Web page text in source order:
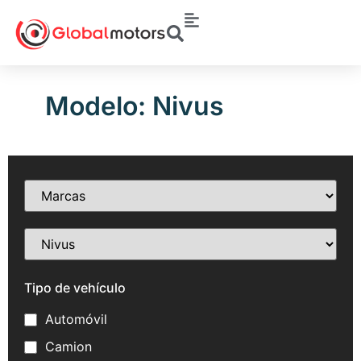
Modelo: Nivus
Tipo de vehículo
Automóvil
Camion